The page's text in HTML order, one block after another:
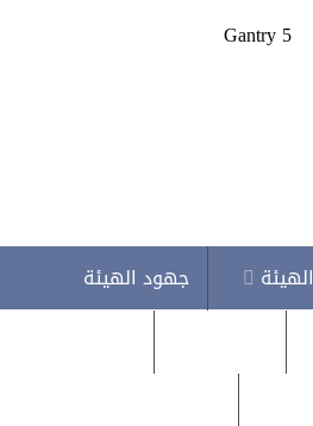
جهود الهيئة